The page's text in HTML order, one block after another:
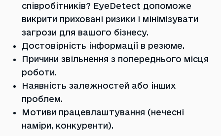
співробітників? EyeDetect допоможе
викрити приховані ризики і мінімізувати
загрози для вашого бізнесу.
Достовірність інформації в резюме.
Причини звільнення з попереднього місця
роботи.
Наявність залежностей або інших
проблем.
Мотиви працевлаштування (нечесні
наміри, конкуренти).